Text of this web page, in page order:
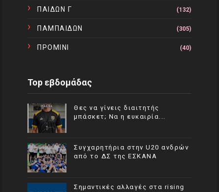
ΠΑΙΔΩΝ Γ (132)
ΠΑΜΠΑΙΔΩΝ (305)
ΠΡΟΜΙΝΙ (40)
Top εβδομάδας
Θες να γίνεις διαιτητής
μπάσκετ; Να η ευκαιρία...
Συγχαρητήρια στην U20 ανδρών
από το ΔΣ της ΕΣΚΑΝΑ
Σημαντικές αλλαγές στα rising